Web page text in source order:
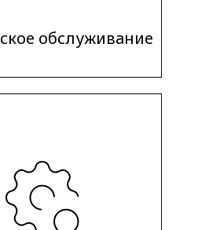
обслуживание